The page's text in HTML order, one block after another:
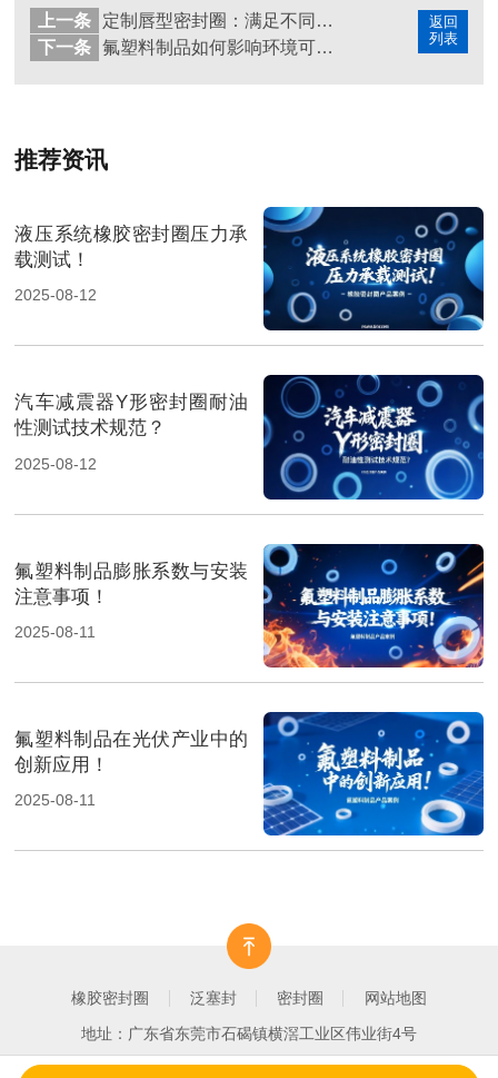
返回
列表
上一条
定制唇型密封圈：满足不同工业领域的封闭需求
下一条
氟塑料制品如何影响环境可持续性？
推荐资讯
液压系统橡胶密封圈压力承
载测试！
2025-08-12
汽车减震器Y形密封圈耐油
性测试技术规范？
2025-08-12
氟塑料制品膨胀系数与安装
注意事项！
2025-08-11
氟塑料制品在光伏产业中的
创新应用！
2025-08-11
橡胶密封圈 泛塞封 密封圈 网站地图
地址：广东省东莞市石碣镇横滘工业区伟业街4号